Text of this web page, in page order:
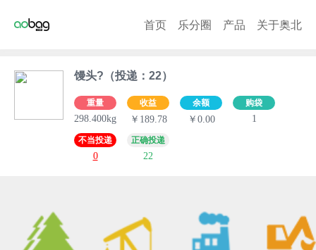
首页 乐分圈 产品 关于奥北
馒头?（投递：22）
重量
298.400kg
收益
￥189.78
余额
￥0.00
购袋
1
不当投递
0
正确投递
22